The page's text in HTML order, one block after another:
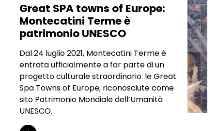
Great SPA towns of Europe:
Montecatini Terme è
patrimonio UNESCO
Dal 24 luglio 2021, Montecatini Terme è
entrata ufficialmente a far parte di un
progetto culturale straordinario: le Great
Spa Towns of Europe, riconosciute come
sito Patrimonio Mondiale dell’Umanità
UNESCO.